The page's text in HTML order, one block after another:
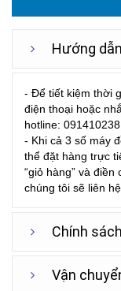
Hướng
- Để tiết kiệm thời
điện thoại hoặc
hotline:
- Khi cả 3 số máy
thể đặt hàng trực
“giỏ hàng” và
chúng tôi sẽ liên
Chính
Vận